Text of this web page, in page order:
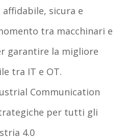
affidabile, sicura e
tra macchinari e
garantire la migliore
tra IT e OT.
Communication
per tutti gli
4.0